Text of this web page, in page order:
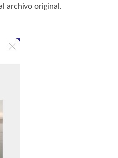
archivo original.